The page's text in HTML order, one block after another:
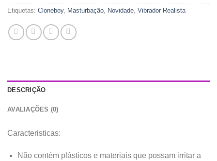
Etiquetas: Cloneboy, Masturbação, Novidade, Vibrador Realista
DESCRIÇÃO
AVALIAÇÕES (0)
Caracteristicas:
Não contém plásticos e materiais que possam irritar a